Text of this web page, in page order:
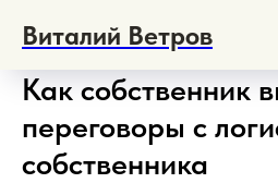
Виталий Ветров
Как собственник
переговоры с
собственника